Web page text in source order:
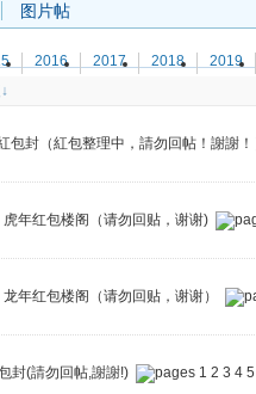
图片帖
2016 2017 2018
2019
包封（紅包整理中，請勿回帖！謝謝
年红包楼阁（请勿回贴，谢谢)
年红包楼阁（请勿回贴，谢谢）
封(請勿回帖,謝謝!) 1 2 3 4 5